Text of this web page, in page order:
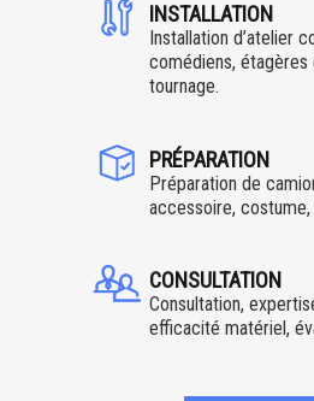
INSTALLATION
Installation d’atelier
comédiens,
tournage.
PRÉPARATION
Préparation de
accessoire, costume,
CONSULTATION
Consultation,
efficacité matériel,